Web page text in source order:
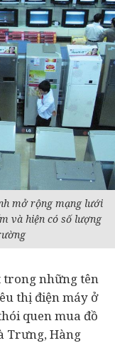
mở rộng mạng lưới
và hiện có số lượng
trong những tên
thị điện máy ở
quen mua đồ
Trưng, Hàng